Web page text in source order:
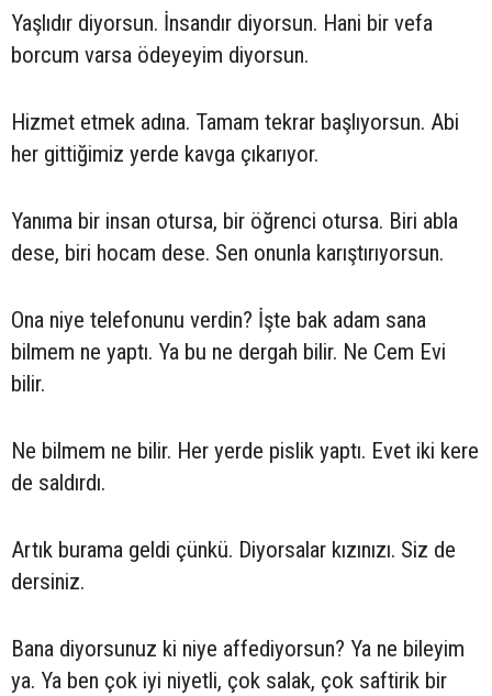
Yaşlıdır diyorsun. İnsandır diyorsun. Hani bir vefa
borcum varsa ödeyeyim diyorsun.
Hizmet etmek adına. Tamam tekrar başlıyorsun. Abi
her gittiğimiz yerde kavga çıkarıyor.
Yanıma bir insan otursa, bir öğrenci otursa. Biri abla
dese, biri hocam dese. Sen onunla karıştırıyorsun.
Ona niye telefonunu verdin? İşte bak adam sana
bilmem ne yaptı. Ya bu ne dergah bilir. Ne Cem Evi
bilir.
Ne bilmem ne bilir. Her yerde pislik yaptı. Evet iki kere
de saldırdı.
Artık burama geldi çünkü. Diyorsalar kızınızı. Siz de
dersiniz.
Bana diyorsunuz ki niye affediyorsun? Ya ne bileyim
ya. Ya ben çok iyi niyetli, çok salak, çok saftirik bir